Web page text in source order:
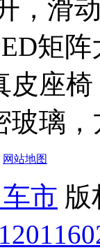
，滑
矩
皮座
玻璃
网站地图
市